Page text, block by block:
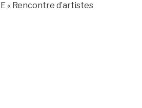
« Rencontre d’artistes